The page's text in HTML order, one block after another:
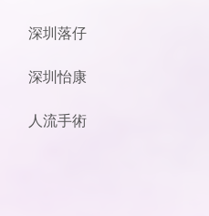
深圳落仔
深圳怡康
人流手術